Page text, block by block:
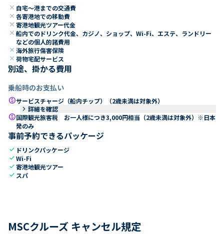
close 自宅～港までの交通費
close 各寄港地での移動費
close 寄港地観光ツアー代金
close 船内でのドリンク代金、カジノ、ショップ、Wi-Fi、エステ、ランドリー
などの個人的諸費用
close 海外旅行傷害保険
close 荷物宅配サービス
別途、掛かる費用
乗船時のお支払い
paidサービスチャージ（船内チップ）（2歳未満は対象外）
keyboard_arrow_right 詳細を確認
paid国際観光旅客税 お一人様につき3,000円相当（2歳未満は対象外）※日本
発のみ
事前予約できるパッケージ
check ドリンクパッケージ
checkWi-Fi
check寄港地観光ツアー
check スパ
MSCクルーズ キャンセル規定